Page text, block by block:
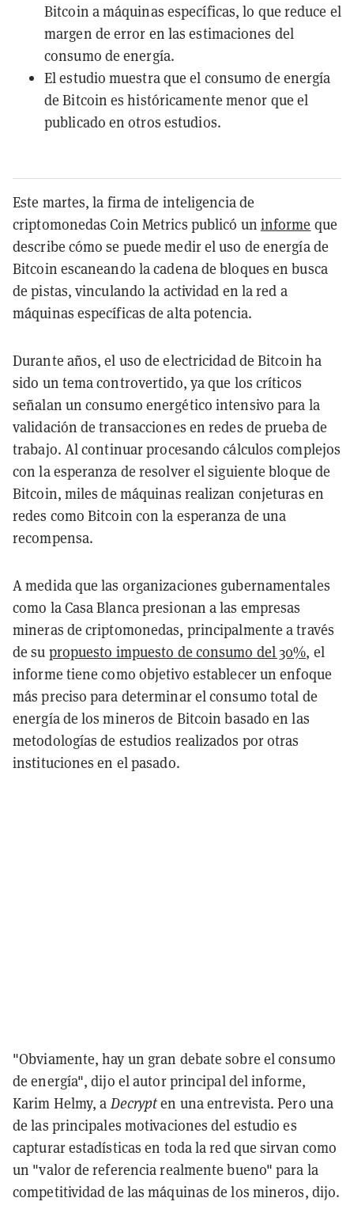
Bitcoin a máquinas específicas, lo que reduce el
margen de error en las estimaciones del
consumo de energía.
El estudio muestra que el consumo de energía
de Bitcoin es históricamente menor que el
publicado en otros estudios.
Este martes, la firma de inteligencia de
criptomonedas Coin Metrics publicó un informe que
describe cómo se puede medir el uso de energía de
Bitcoin escaneando la cadena de bloques en busca
de pistas, vinculando la actividad en la red a
máquinas específicas de alta potencia.
Durante años, el uso de electricidad de Bitcoin ha
sido un tema controvertido, ya que los críticos
señalan un consumo energético intensivo para la
validación de transacciones en redes de prueba de
trabajo. Al continuar procesando cálculos complejos
con la esperanza de resolver el siguiente bloque de
Bitcoin, miles de máquinas realizan conjeturas en
redes como Bitcoin con la esperanza de una
recompensa.
A medida que las organizaciones gubernamentales
como la Casa Blanca presionan a las empresas
mineras de criptomonedas, principalmente a través
de su propuesto impuesto de consumo del 30%, el
informe tiene como objetivo establecer un enfoque
más preciso para determinar el consumo total de
energía de los mineros de Bitcoin basado en las
metodologías de estudios realizados por otras
instituciones en el pasado.
"Obviamente, hay un gran debate sobre el consumo
de energía", dijo el autor principal del informe,
Karim Helmy, a Decrypten una entrevista. Pero una
de las principales motivaciones del estudio es
capturar estadísticas en toda la red que sirvan como
un "valor de referencia realmente bueno" para la
competitividad de las máquinas de los mineros, dijo.